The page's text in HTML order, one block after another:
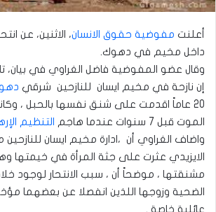
أعلنت مفوضية حقوق الانسان، الاثنين، عن
داخل مخيم في دهوك.
وقال عضو المفوضية فاضل الغراوي في بيان،
إن نازحة في مخيم ايسان للنازحين شرقي
20 عاماً اقدمت على شنق نفسها بالحبل ،
الموت قبل 7 سنوات عندما هاجم
التنظيم
واضاف الغراوي أن ،ادارة مخيم ايسان للنازحين
الايزيدي عثرت على جثة المرأة في خيمتها
مشنقتها ، موضحاً أن ، سبب الانتحار لوجود
الضحية وزوجها اللذين انفصلا عن بعضهما
عائلية خاصة .